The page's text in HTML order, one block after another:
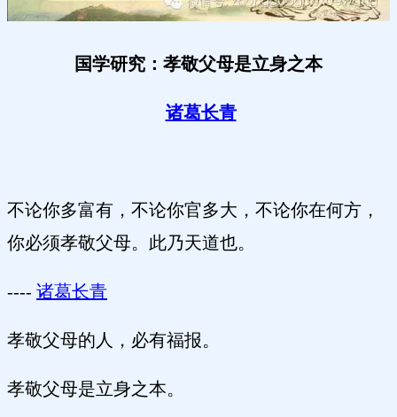
国学研究：孝敬父母是立身之本
诸葛长青
不论你多富有，不论你官多大，不论你在何方，
你必须孝敬父母。此乃天道也。
---- 诸葛长青
孝敬父母的人，必有福报。
孝敬父母是立身之本。